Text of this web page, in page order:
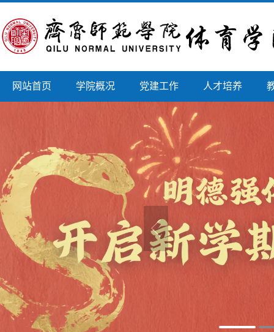
网站首页 学院概况 党建工作 人才培养